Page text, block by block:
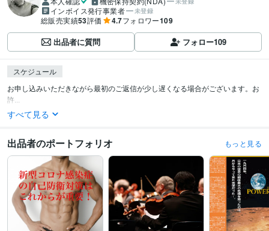
インボイス発行事業者 未登録
総販売実績53評価 4.7フォロワー109
出品者に質問 フォロー109
スケジュール
お申し込みいただきながら最初のご返信が少し遅くなる場合がございます。お
許...
すべて見る
出品者のポートフォリオ もっと見る